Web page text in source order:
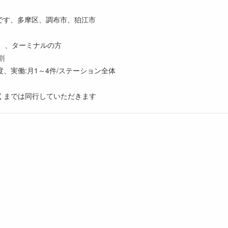
す、多摩区、調布市、狛江市
、ターミナルの方
、実働:月1～4件/ステーション全体
までは同行していただきます